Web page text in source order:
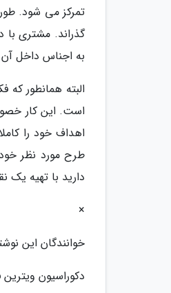
تمرکز می شود.
گذراند. مشتری
به اجناس داخل آن
البته همانطور
است. این کار
اهداف خود را
طرح مورد نظر
دارید با تهیه یک
×
خوانندگان این
دکوراسیون